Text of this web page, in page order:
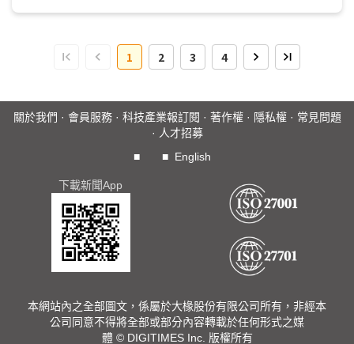
1 2 3 4
關於我們 · 會員服務· 科技產業報訂閱 · 著作權· 隱私權· 常見問題
· 人才招募
■
■ English
下載新聞App
本網站內之全部圖文，係屬於大椽股份有限公司所有，非經本
公司同意不得將全部或部分內容轉載於任何形式之媒
體 © DIGITIMES Inc. 版權所有